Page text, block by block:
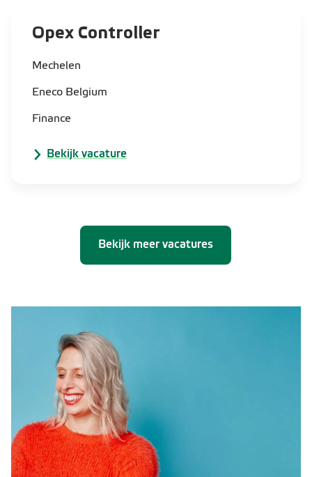
Opex Controller
Mechelen
Eneco Belgium
Finance
Bekijk vacature
Bekijk meer vacatures